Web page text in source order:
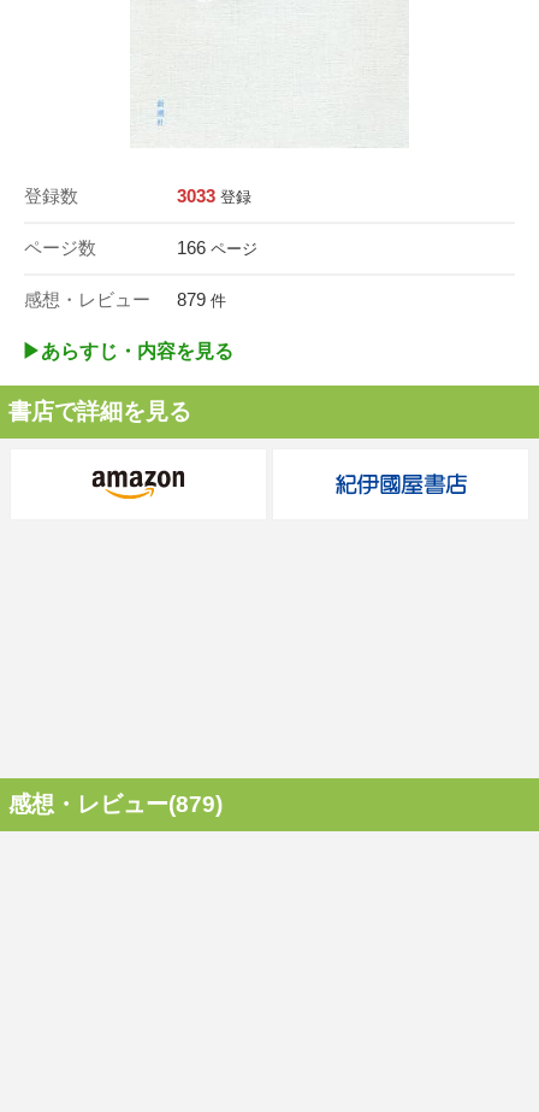
登録数 3033 登録
ページ数 166 ページ
感想・レビュー 879 件
▶︎あらすじ・内容を見る
書店で詳細を見る
感想・レビュー(879)